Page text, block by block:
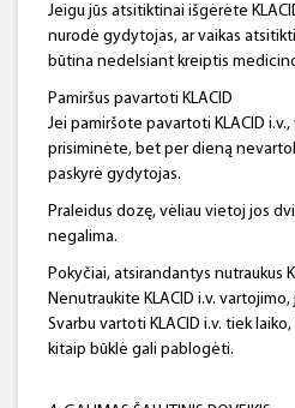
Jeigu jūs atsitiktinai išgėrėte
nurodė gydytojas, ar vaikas
būtina nedelsiant kreiptis
Pamiršus pavartoti KLACID
Jei pamiršote pavartoti KLACID
prisiminėte, bet per dieną
paskyrė gydytojas.
Praleidus dozę, vėliau vietoj jos
negalima.
Pokyčiai, atsirandantys nutraukus
Nenutraukite KLACID i.v.
Svarbu vartoti KLACID i.v. tiek
kitaip būklė gali pablogėti.